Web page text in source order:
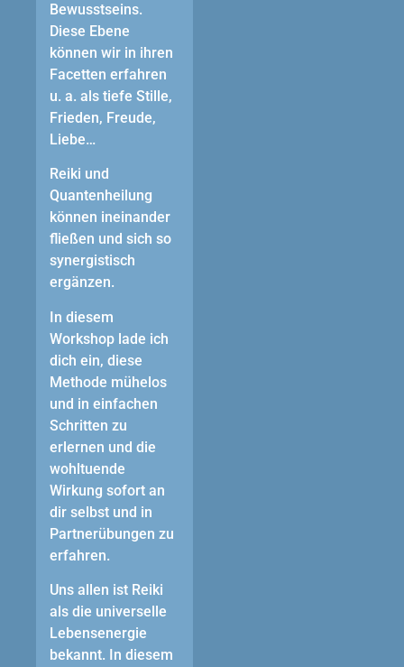
Bewusstseins.
Diese Ebene
können wir in ihren
Facetten erfahren
u. a. als tiefe Stille,
Frieden, Freude,
Liebe…
Reiki und
Quantenheilung
können ineinander
fließen und sich so
synergistisch
ergänzen.
In diesem
Workshop lade ich
dich ein, diese
Methode mühelos
und in einfachen
Schritten zu
erlernen und die
wohltuende
Wirkung sofort an
dir selbst und in
Partnerübungen zu
erfahren.
Uns allen ist Reiki
als die universelle
Lebensenergie
bekannt. In diesem